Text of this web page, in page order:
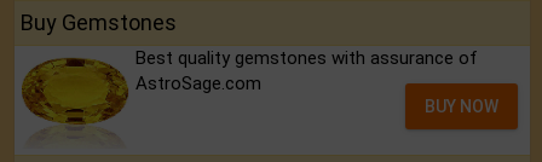
Buy Gemstones
Best quality gemstones with assurance of
AstroSage.com
BUY NOW